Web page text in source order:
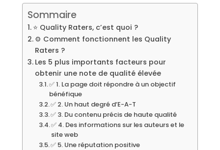
Sommaire
⭐ Quality Raters, c’est quoi ?
⚙️ Comment fonctionnent les Quality
Raters ?
Les 5 plus importants facteurs pour
obtenir une note de qualité élevée
✅ 1. La page doit répondre à un objectif
bénéfique
✅ 2. Un haut degré d’E-A-T
✅ 3. Du contenu précis de haute qualité
✅ 4. Des informations sur les auteurs et le
site web
✅ 5. Une réputation positive